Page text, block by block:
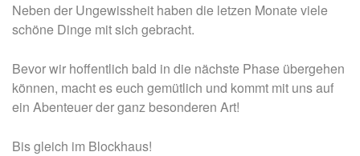
Neben der Ungewissheit haben die letzen Monate viele
schöne Dinge mit sich gebracht.
Bevor wir hoffentlich bald in die nächste Phase übergehen
können, macht es euch gemütlich und kommt mit uns auf
ein Abenteuer der ganz besonderen Art!
Bis gleich im Blockhaus!